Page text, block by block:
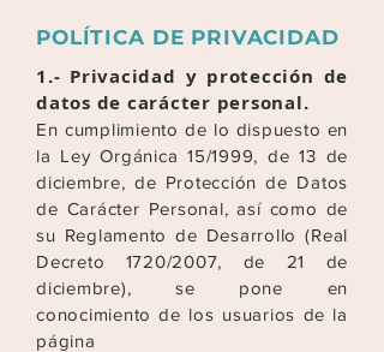
POLÍTICA DE PRIVACIDAD
1.- Privacidad y protección de
datos de carácter personal.
En cumplimiento de lo dispuesto en
la Ley Orgánica 15/1999, de 13 de
diciembre, de Protección de Datos
de Carácter Personal, así como de
su Reglamento de Desarrollo (Real
Decreto 1720/2007, de 21 de
diciembre), se pone en
conocimiento de los usuarios de la
página